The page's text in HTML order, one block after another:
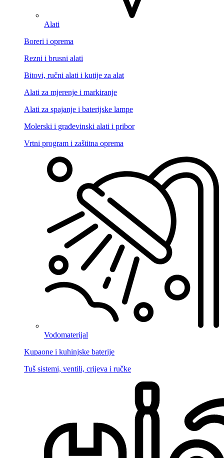
Alati
Boreri i oprema
Rezni i brusni alati
Bitovi, ručni alati i kutije za alat
Alati za mjerenje i markiranje
Alati za spajanje i baterijske lampe
Molerski i građevinski alati i pribor
Vrtni program i zaštitna oprema
Vodomaterijal
Kupaone i kuhinjske baterije
Tuš sistemi, ventili, crijeva i ručke